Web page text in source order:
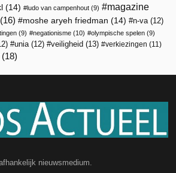
(14) ludo van campenhout (9)
magazine
(16) moshe aryeh friedman (14) n-va (12)
(9) negationisme (10) olympische spelen (9)
unia (12) veiligheid (13) verkiezingen (11)
(18)
nieuwsmedium.